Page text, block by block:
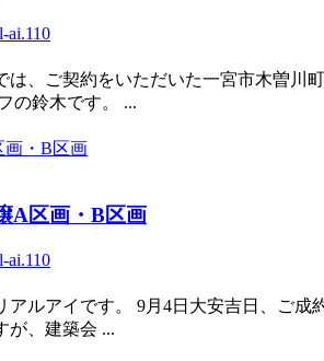
ai.110
、ご契約をいただいた一宮市木曽川
の鈴木です。 ...
A区画・B区画
ai.110
ルアイです。 9月4日大安吉日、ご
が、建築会 ...